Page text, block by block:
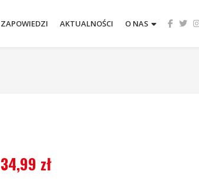
ZAPOWIEDZI AKTUALNOŚCI O NAS
34,99 zł